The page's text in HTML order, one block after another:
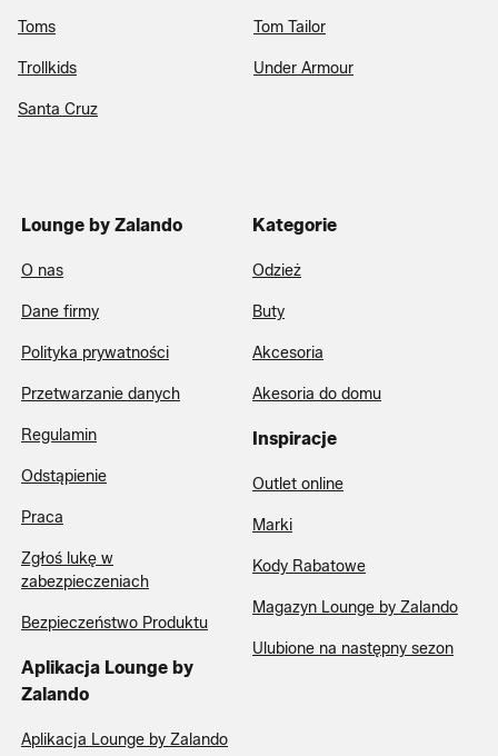
Toms Tom Tailor
Trollkids Under Armour
Santa Cruz
Lounge by Zalando
O nas
Dane firmy
Polityka prywatności
Przetwarzanie danych
Regulamin
Odstąpienie
Praca
Zgłoś lukę w
zabezpieczeniach
Bezpieczeństwo Produktu
Aplikacja Lounge by
Zalando
Aplikacja Lounge by Zalando
Kategorie
Odzież
Buty
Akcesoria
Akesoria do domu
Inspiracje
Outlet online
Marki
Kody Rabatowe
Magazyn Lounge by Zalando
Ulubione na następny sezon